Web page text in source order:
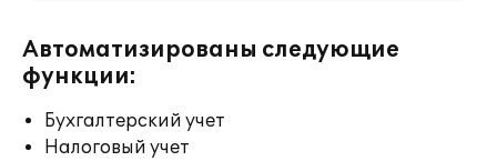
Автоматизированы следующие
функции:
Бухгалтерский учет
Налоговый учет